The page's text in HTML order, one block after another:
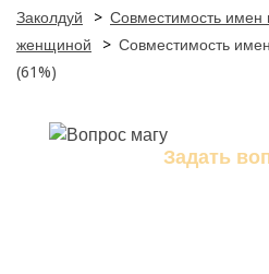
Заколдуй > Совместимость
женщиной
> Совместимость
(61%)
Задать